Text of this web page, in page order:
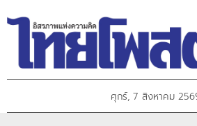
ศุกร์, 7 สิงหาคม